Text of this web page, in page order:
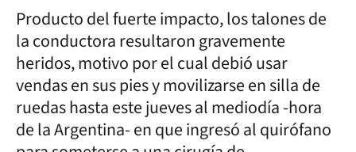
Producto del fuerte impacto, los talones de
la conductora resultaron gravemente
heridos, motivo por el cual debió usar
vendas en sus pies y movilizarse en silla de
ruedas hasta este jueves al mediodía -hora
de la Argentina- en que ingresó al quirófano